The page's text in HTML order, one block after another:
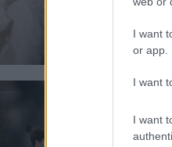
I want
or app.
I want
I want